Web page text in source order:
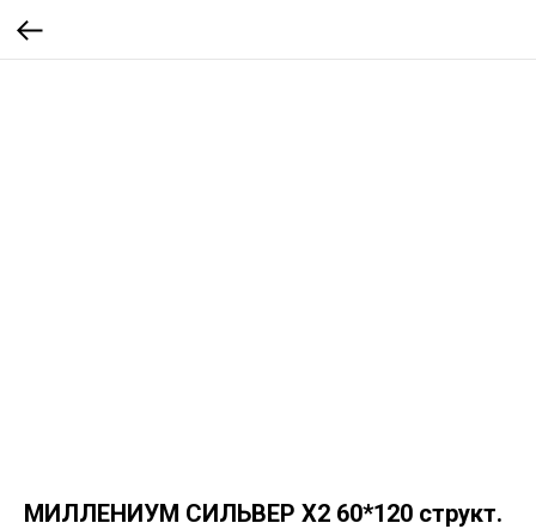
МИЛЛЕНИУМ СИЛЬВЕР Х2 60*120 структ.